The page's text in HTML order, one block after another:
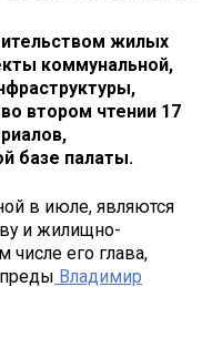
жилых
коммунальной,
втором чтении 17
базе палаты.
в июле, являются
и жилищно-
числе его глава,
Владимир